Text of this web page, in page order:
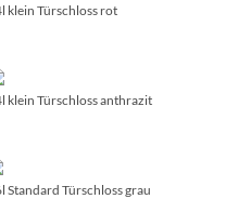
klein Türschloss rot
klein Türschloss anthrazit
Standard Türschloss grau